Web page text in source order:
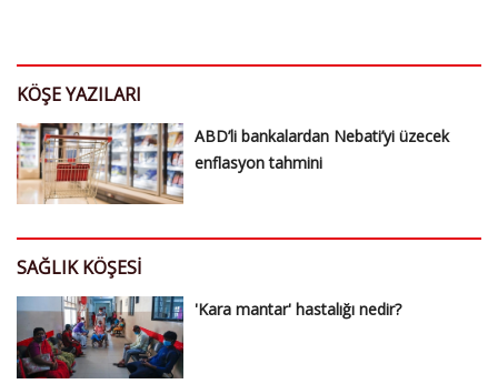
KÖŞE YAZILARI
ABD’li bankalardan Nebati’yi üzecek
enflasyon tahmini
SAĞLIK KÖŞESI
'Kara mantar' hastalığı nedir?